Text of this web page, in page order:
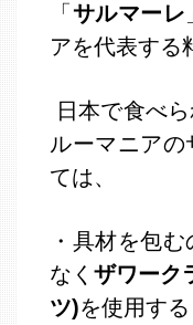
「 サルマーレ
アを代表する
日本で食べ
ルーマニアの
ては、
・具材を包
なくザワーク
ツ)を使用する